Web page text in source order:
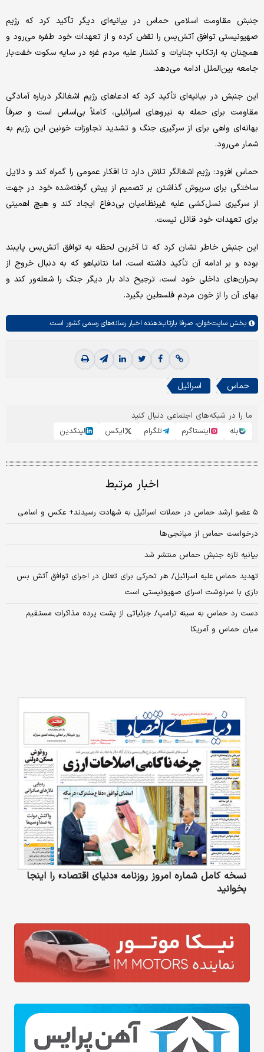
جنبش مقاومت اسلامی حماس در بیانیه‌ای دیگر تأکید کرد که رژیم
صهیونیستی توافق آتش‌بس را نقض کرده و از تعهدات خود طفره می‌رود و
همچنان به ارتکاب جنایات و کشتار علیه مردم غزه در سایه سکوت خفت‌بار
جامعه بین‌الملل ادامه می‌دهد.
این جنبش در بیانیه‌ای تأکید کرد که ادعاهای رژیم اشغالگر درباره آمادگی
مقاومت برای حمله به نیروهای اسرائیلی، کاملاً بی‌اساس است و صرفاً
بهانه‌ای واهی برای از سرگیری جنگ و تشدید تجاوزات خونین این رژیم به
شمار می‌رود.
حماس افزود: رژیم اشغالگر تلاش دارد تا افکار عمومی را گمراه کند و دلایل
ساختگی برای سرپوش گذاشتن بر تصمیم از پیش گرفته‌شده خود در جهت
از سرگیری نسل‌کشی علیه غیرنظامیان بی‌دفاع ایجاد کند و هیچ اهمیتی
برای تعهدات خود قائل نیست.
این جنبش خاطر نشان کرد که تا آخرین لحظه به توافق آتش‌بس پایبند
بوده و بر ادامه آن تأکید داشته است، اما نتانیاهو که به دنبال خروج از
بحران‌های داخلی خود است، ترجیح داد بار دیگر جنگ را شعله‌ور کند و
بهای آن را از خون مردم فلسطین بگیرد.
بخش سایت‌خوان، صرفا بازتاب‌دهنده اخبار رسانه‌های رسمی کشور است.
حماس اسرائیل
ما را در شبکه‌های اجتماعی دنبال کنید
بله
اینستاگرم تلگرام ایکس لینکدین
اخبار مرتبط
۵ عضو ارشد حماس در حملات اسرائیل به شهادت رسیدند+ عکس و اسامی
درخواست حماس از میانجی‌ها
بیانیه تازه جنبش حماس منتشر شد
تهدید حماس علیه اسرائیل/ هر تحرکی برای تعلل در اجرای توافق آتش بس
بازی با سرنوشت اسرای صهیونیستی است
دست رد حماس به سینه ترامپ/ جزئیاتی از پشت پرده مذاکرات مستقیم
میان حماس و آمریکا
نسخه کامل شماره امروز روزنامه «دنیای‌ اقتصاد» را اینجا
بخوانید